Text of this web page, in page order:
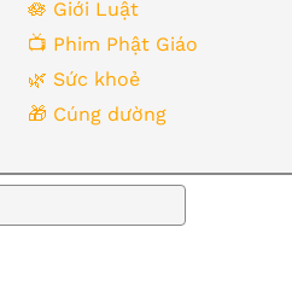
🪷 Giới Luật
📺 Phim Phật Giáo
🌿️ Sức khoẻ
🎁️ Cúng dường